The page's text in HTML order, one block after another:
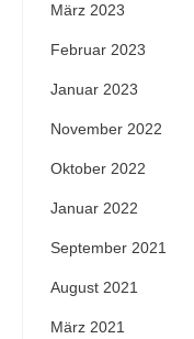
März 2023
Februar 2023
Januar 2023
November 2022
Oktober 2022
Januar 2022
September 2021
August 2021
März 2021